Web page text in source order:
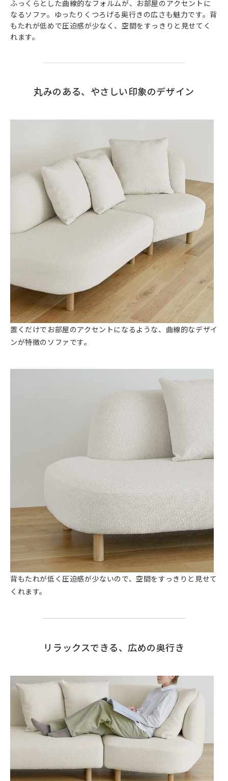
ふっくらとした曲線的なフォルムが、お部屋のアクセントに
なるソファ。ゆったりくつろげる奥行きの広さも魅力です。背
もたれが低めで圧迫感が少なく、空間をすっきりと見せてく
れます。
丸みのある、やさしい印象のデザイン
置くだけでお部屋のアクセントになるような、曲線的なデザイ
ンが特徴のソファです。
背もたれが低く圧迫感が少ないので、空間をすっきりと見せて
くれます。
リラックスできる、広めの奥行き